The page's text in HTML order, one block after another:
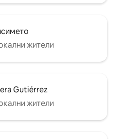
жители
Gutiérrez
жители